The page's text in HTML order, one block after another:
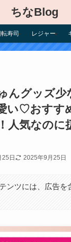
ちなBlog
転寿司 レジャー
んグッズ少
い♡おすす
人気なのに
日 2025年9月25日
ンツには、広告を